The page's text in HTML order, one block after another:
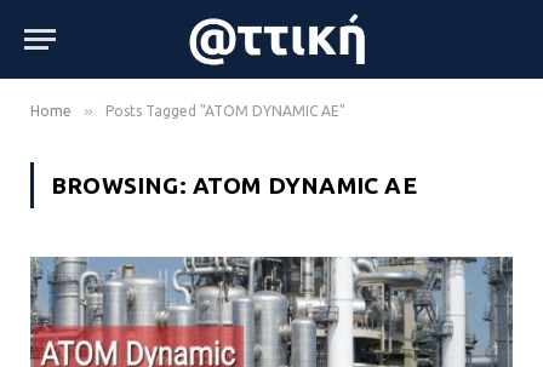
Home » Posts Tagged "ATOM DYNAMIC AE"
BROWSING: ATOM DYNAMIC AE